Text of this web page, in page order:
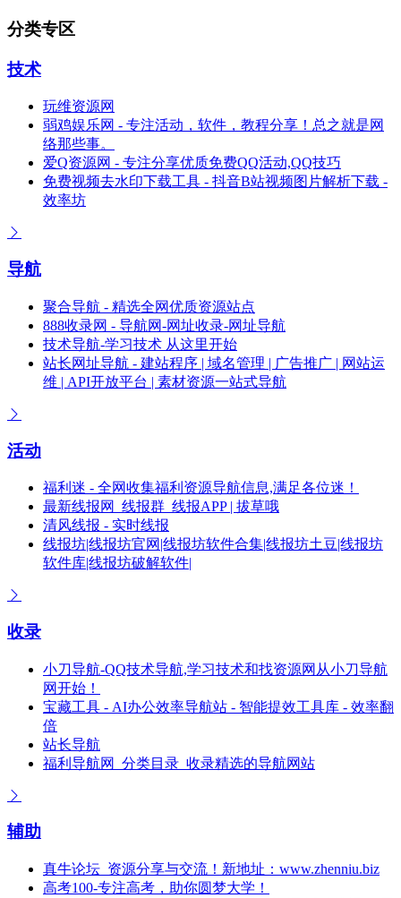
分类专区
技术
玩维资源网
弱鸡娱乐网 - 专注活动，软件，教程分享！总之就是网
络那些事。
爱Q资源网 - 专注分享优质免费QQ活动,QQ技巧
免费视频去水印下载工具 - 抖音B站视频图片解析下载 -
效率坊
导航
聚合导航 - 精选全网优质资源站点
888收录网 - 导航网-网址收录-网址导航
技术导航-学习技术 从这里开始
站长网址导航 - 建站程序 | 域名管理 | 广告推广 | 网站运
维 | API开放平台 | 素材资源一站式导航
活动
福利迷 - 全网收集福利资源导航信息,满足各位迷！
最新线报网_线报群_线报APP | 拔草哦
清风线报 - 实时线报
线报坊|线报坊官网|线报坊软件合集|线报坊土豆|线报坊
软件库|线报坊破解软件|
收录
小刀导航-QQ技术导航,学习技术和找资源网从小刀导航
网开始！
宝藏工具 - AI办公效率导航站 - 智能提效工具库 - 效率翻
倍
站长导航
福利导航网_分类目录_收录精选的导航网站
辅助
真牛论坛_资源分享与交流！新地址：www.zhenniu.biz
高考100-专注高考，助你圆梦大学！